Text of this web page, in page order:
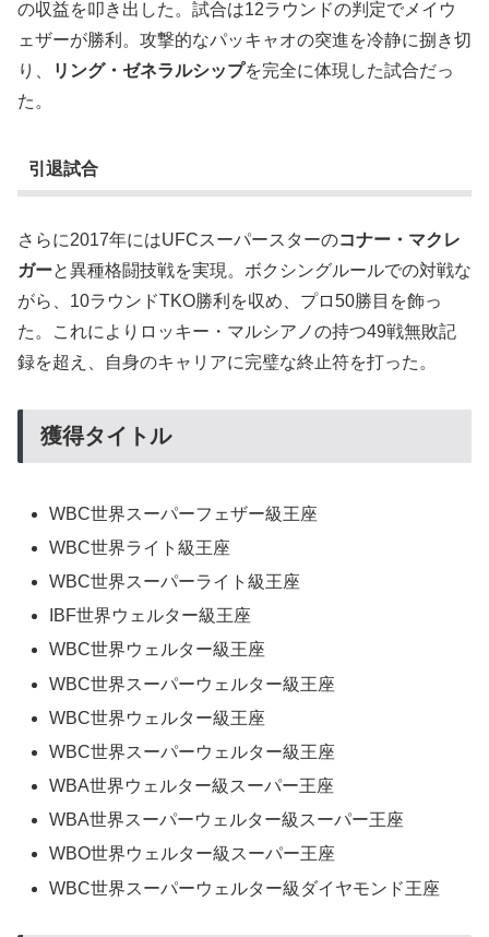
の収益を叩き出した。試合は12ラウンドの判定でメイウ
ェザーが勝利。攻撃的なパッキャオの突進を冷静に捌き切
り、
リング・ゼネラルシップを完全に体現した試合だっ
た。
引退試合
さらに2017年にはUFCスーパースターのコナー・マクレ
ガーと異種格闘技戦を実現。ボクシングルールでの対戦な
がら、10ラウンドTKO勝利を収め、プロ50勝目を飾っ
た。これによりロッキー・マルシアノの持つ49戦無敗記
録を超え、自身のキャリアに完璧な終止符を打った。
獲得タイトル
WBC世界スーパーフェザー級王座
WBC世界ライト級王座
WBC世界スーパーライト級王座
IBF世界ウェルター級王座
WBC世界ウェルター級王座
WBC世界スーパーウェルター級王座
WBC世界ウェルター級王座
WBC世界スーパーウェルター級王座
WBA世界ウェルター級スーパー王座
WBA世界スーパーウェルター級スーパー王座
WBO世界ウェルター級スーパー王座
WBC世界スーパーウェルター級ダイヤモンド王座